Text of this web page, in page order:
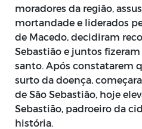
moradores da região,
mortandade e liderados
de Macedo, decidiram
Sebastião e juntos
santo. Após constatarem
surto da doença,
de São Sebastião, hoje
Sebastião, padroeiro da
história.